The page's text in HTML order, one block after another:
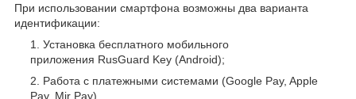
При использовании смартфона возможны два варианта
идентификации:
Установка бесплатного мобильного
приложения RusGuard Key (Android);
Работа с платежными системами (Google Pay, Apple
Pay, Mir Pay).